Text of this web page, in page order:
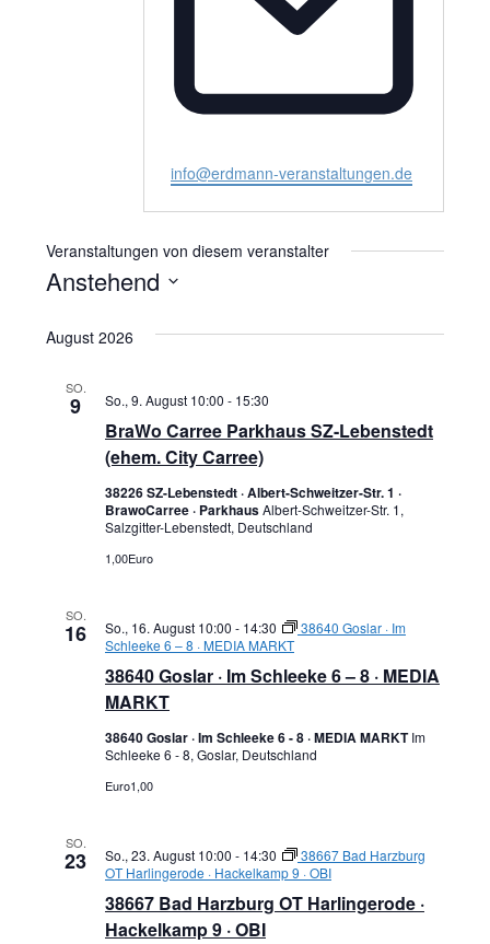
Email
info@erdmann-veranstaltungen.de
Veranstaltungen von diesem veranstalter
Anstehend
wählen.
August 2026
SO.
9
BraWo Carree Parkhaus SZ-Lebenstedt
(ehem. City Carree)
So., 9. August 10:00 - 15:30
38226 SZ-Lebenstedt · Albert-Schweitzer-Str. 1 ·
BrawoCarree · ParkhausAlbert-Schweitzer-Str. 1,
Salzgitter-Lebenstedt, Deutschland
1,00Euro
SO.
16
38640 Goslar · Im Schleeke 6 – 8 · MEDIA
MARKT
So., 16. August 10:00 - 14:30
38640 Goslar · Im
Schleeke 6 – 8 · MEDIA MARKT
38640 Goslar · Im Schleeke 6 - 8 · MEDIA MARKTIm
Schleeke 6 - 8, Goslar, Deutschland
Euro1,00
SO.
23
38667 Bad Harzburg OT Harlingerode ·
Hackelkamp 9 · OBI
So., 23. August 10:00 - 14:30
38667 Bad Harzburg
OT Harlingerode · Hackelkamp 9 · OBI